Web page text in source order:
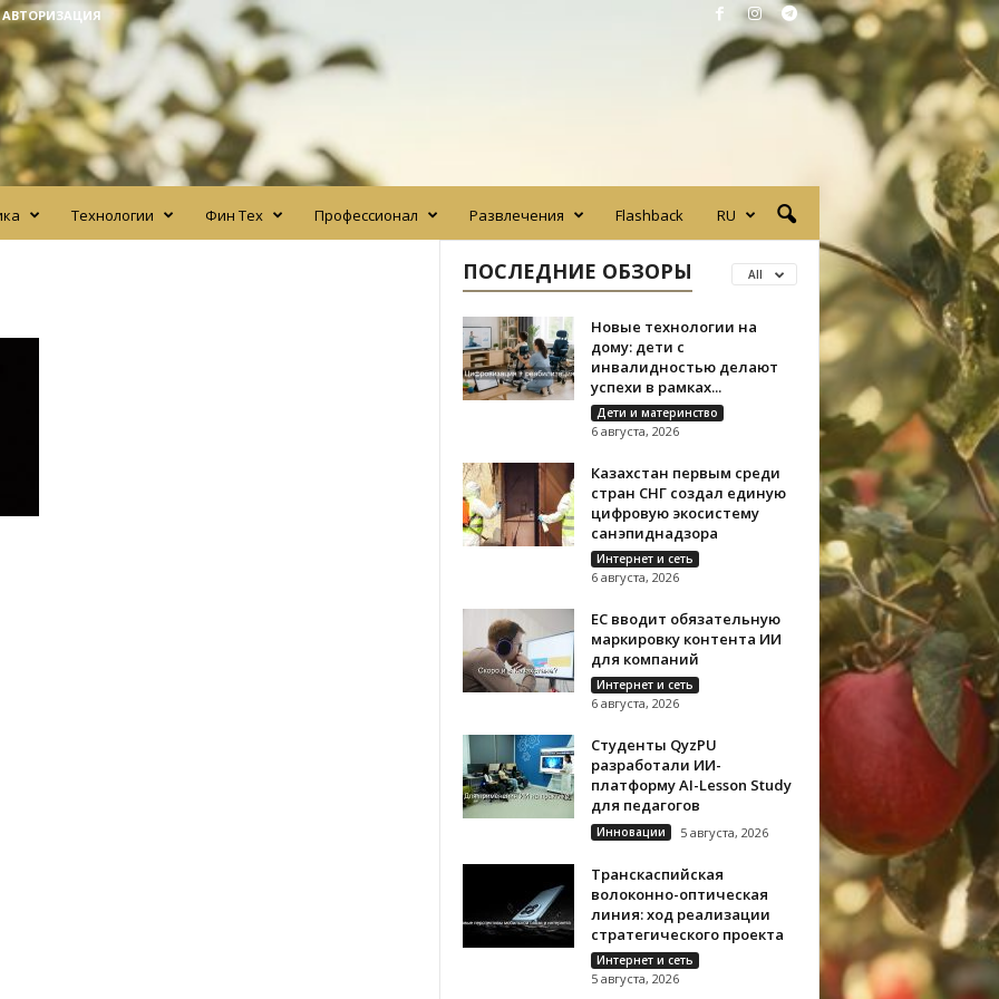
Технологии Фин Тех Профессионал Развлечения Flashback RU
ПОСЛЕДНИЕ ОБЗОРЫ All
Новые технологии на
дому: дети с
инвалидностью делают
успехи в рамках...
Дети и материнство
6 августа, 2026
Казахстан первым среди
стран СНГ создал единую
цифровую экосистему
санэпиднадзора
Интернет и сеть
6 августа, 2026
ЕС вводит обязательную
маркировку контента ИИ
для компаний
Интернет и сеть
6 августа, 2026
Студенты QyzPU
разработали ИИ-
платформу AI-Lesson Study
для педагогов
Инновации 5 августа, 2026
Транскаспийская
волоконно-оптическая
линия: ход реализации
стратегического проекта
Интернет и сеть
5 августа, 2026